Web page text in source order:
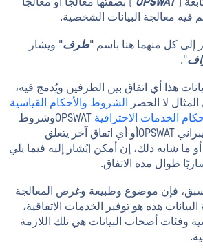
فيه معالجة البيانات الشخصية.
طرف" ويشار
".
هذا أي اتفاق بين الطرفين ويُدمج فيه،
لا الحصر
الشروط والأحكام القياسية
الخدمات الاحترافية
OPSWATوشروط
خدمة تقييم الأمن السيبراني OPSWATأو أي اتفاق آخر يتعلق
ما شابه ذلك، إن أمكن (يُشار إليه فيما يلي
طوال مدة الاتفاق.
فإن موضوع وطبيعة وغرض المعالجة
هذه هو توفير الخدمات الاتفاقية،
وفئات أصحاب البيانات هي تلك اللازمة